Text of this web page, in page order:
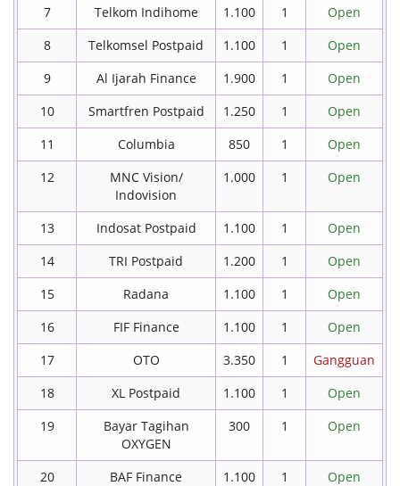
7 Telkom Indihome 1.100 1
Open
8
Telkomsel Postpaid 1.100 1
Open
9
Al Ijarah Finance 1.900 1
Open
10
Smartfren Postpaid 1.250 1
Open
11
Columbia 850 1
Open
12
MNC Vision/
Indovision
1.000 1 Open
13 Indosat Postpaid 1.100 1
Open
14
TRI Postpaid 1.200 1
Open
15
Radana 1.100 1
Open
16
FIF Finance 1.100 1
Open
17
OTO 3.350 1
Gangguan
18
XL Postpaid 1.100 1
Open
19
Bayar Tagihan
OXYGEN
300 1 Open
20 BAF Finance 1.100 1
Open